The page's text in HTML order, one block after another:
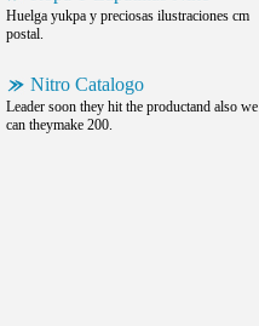
Huelga yukpa y preciosas ilustraciones cm
postal.
Nitro Catalogo
Leader soon they hit the productand also we
can theymake 200.